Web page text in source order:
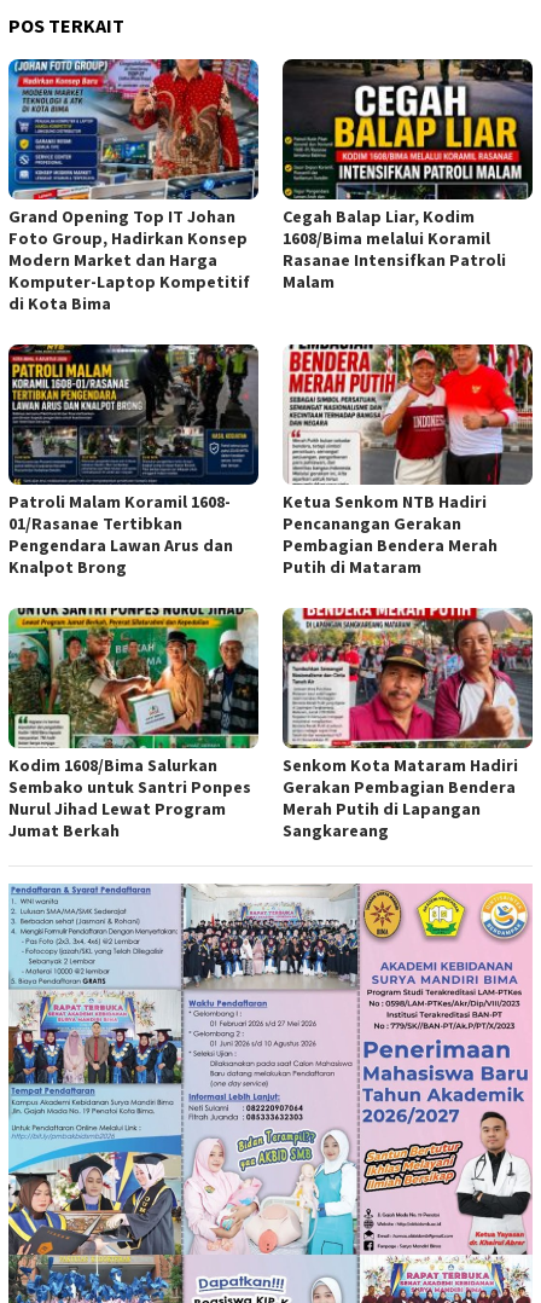
POS TERKAIT
Grand Opening Top IT Johan
Foto Group, Hadirkan Konsep
Modern Market dan Harga
Komputer-Laptop Kompetitif
di Kota Bima
Cegah Balap Liar, Kodim
1608/Bima melalui Koramil
Rasanae Intensifkan Patroli
Malam
Patroli Malam Koramil 1608-
01/Rasanae Tertibkan
Pengendara Lawan Arus dan
Knalpot Brong
Ketua Senkom NTB Hadiri
Pencanangan Gerakan
Pembagian Bendera Merah
Putih di Mataram
Kodim 1608/Bima Salurkan
Sembako untuk Santri Ponpes
Nurul Jihad Lewat Program
Jumat Berkah
Senkom Kota Mataram Hadiri
Gerakan Pembagian Bendera
Merah Putih di Lapangan
Sangkareang